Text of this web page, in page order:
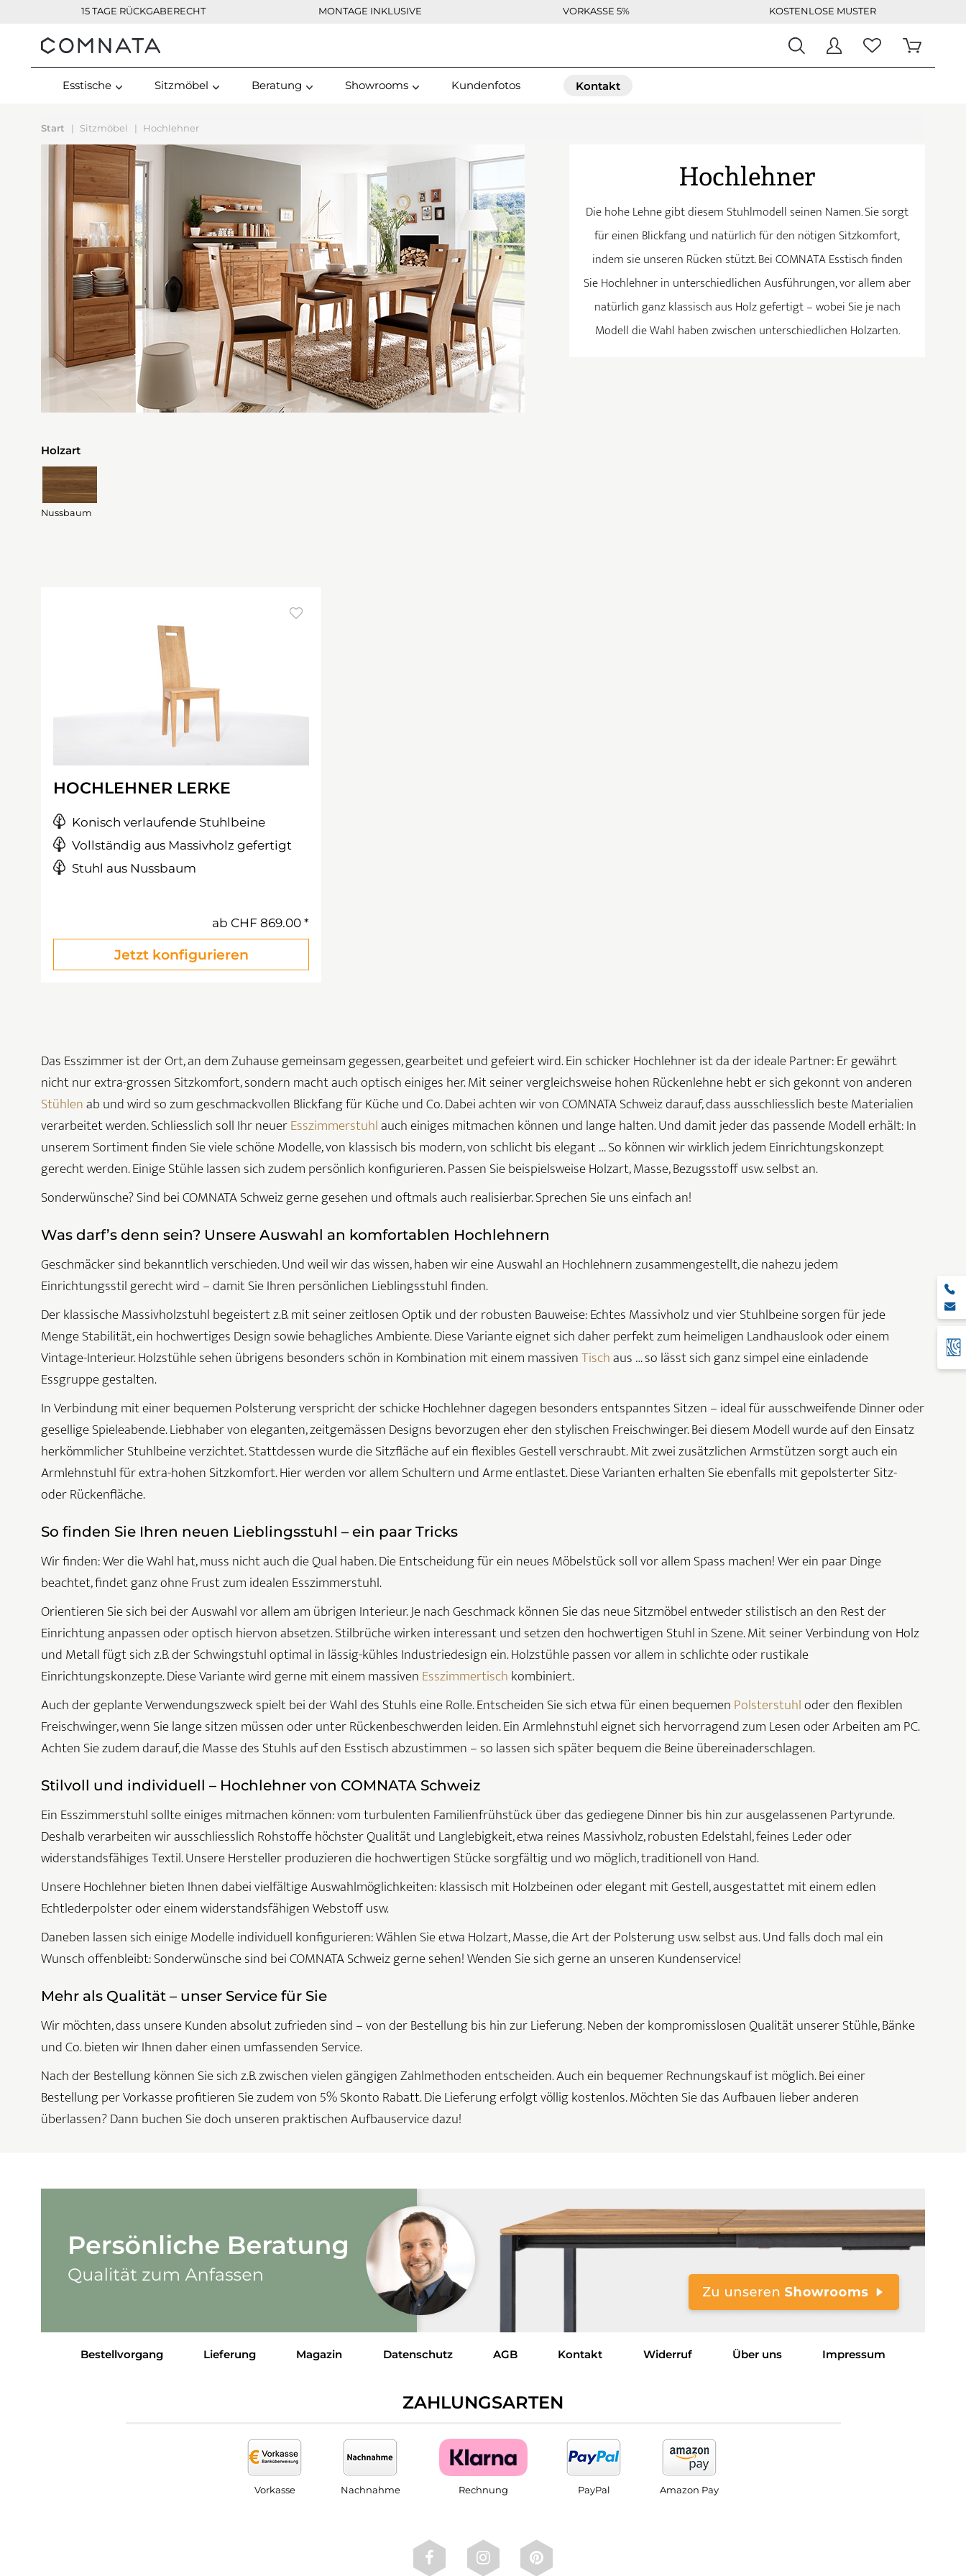
15 TAGE RÜCKGABERECHT MONTAGE INKLUSIVE VORKASSE 5% KOSTENLOSE MUSTER
Kontakt
Esstische Sitzmöbel Beratung Showrooms Kundenfotos Kontakt
Start Sitzmöbel Hochlehner
Hochlehner
Die hohe Lehne gibt diesem Stuhlmodell seinen Namen. Sie sorgt
für einen Blickfang und natürlich für den nötigen Sitzkomfort,
indem sie unseren Rücken stützt. Bei COMNATA Esstisch finden
Sie Hochlehner in unterschiedlichen Ausführungen, vor allem aber
natürlich ganz klassisch aus Holz gefertigt – wobei Sie je nach
Modell die Wahl haben zwischen unterschiedlichen Holzarten.
Holzart
Nussbaum
HOCHLEHNER LERKE
Konisch verlaufende Stuhlbeine
Vollständig aus Massivholz gefertigt
Stuhl aus Nussbaum
ab CHF 869.00
Jetzt konfigurieren
Das Esszimmer ist der Ort, an dem Zuhause gemeinsam gegessen, gearbeitet und gefeiert wird. Ein schicker Hochlehner ist da der ideale Partner: Er gewährt
nicht nur extra-grossen Sitzkomfort, sondern macht auch optisch einiges her. Mit seiner vergleichsweise hohen Rückenlehne hebt er sich gekonnt von anderen
Stühlenab und wird so zum geschmackvollen Blickfang für Küche und Co. Dabei achten wir von COMNATA Schweiz darauf, dass ausschliesslich beste Materialien
verarbeitet werden. Schliesslich soll Ihr neuerEsszimmerstuhlauch einiges mitmachen können und lange halten. Und damit jeder das passende Modell erhält: In
unserem Sortiment finden Sie viele schöne Modelle, von klassisch bis modern, von schlicht bis elegant … So können wir wirklich jedem Einrichtungskonzept
gerecht werden. Einige Stühle lassen sich zudem persönlich konfigurieren. Passen Sie beispielsweise Holzart, Masse, Bezugsstoff usw. selbst an.
Sonderwünsche? Sind bei COMNATA Schweiz gerne gesehen und oftmals auch realisierbar. Sprechen Sie uns einfach an!
Was darf’s denn sein? Unsere Auswahl an komfortablen Hochlehnern
Geschmäcker sind bekanntlich verschieden. Und weil wir das wissen, haben wir eine Auswahl an Hochlehnern zusammengestellt, die nahezu jedem
Einrichtungsstil gerecht wird – damit Sie Ihren persönlichen Lieblingsstuhl finden.
Der klassische Massivholzstuhl begeistert z.B. mit seiner zeitlosen Optik und der robusten Bauweise: Echtes Massivholz und vier Stuhlbeine sorgen für jede
Menge Stabilität, ein hochwertiges Design sowie behagliches Ambiente. Diese Variante eignet sich daher perfekt zum heimeligen Landhauslook oder einem
Vintage-Interieur. Holzstühle sehen übrigens besonders schön in Kombination mit einem massivenTischaus … so lässt sich ganz simpel eine einladende
Essgruppe gestalten.
In Verbindung mit einer bequemen Polsterung verspricht der schicke Hochlehner dagegen besonders entspanntes Sitzen – ideal für ausschweifende Dinner oder
gesellige Spieleabende. Liebhaber von eleganten, zeitgemässen Designs bevorzugen eher den stylischen Freischwinger. Bei diesem Modell wurde auf den Einsatz
herkömmlicher Stuhlbeine verzichtet. Stattdessen wurde die Sitzfläche auf ein flexibles Gestell verschraubt. Mit zwei zusätzlichen Armstützen sorgt auch ein
Armlehnstuhl für extra-hohen Sitzkomfort. Hier werden vor allem Schultern und Arme entlastet. Diese Varianten erhalten Sie ebenfalls mit gepolsterter Sitz-
oder Rückenfläche.
So finden Sie Ihren neuen Lieblingsstuhl – ein paar Tricks
Wir finden: Wer die Wahl hat, muss nicht auch die Qual haben. Die Entscheidung für ein neues Möbelstück soll vor allem Spass machen! Wer ein paar Dinge
beachtet, findet ganz ohne Frust zum idealen Esszimmerstuhl.
Orientieren Sie sich bei der Auswahl vor allem am übrigen Interieur. Je nach Geschmack können Sie das neue Sitzmöbel entweder stilistisch an den Rest der
Einrichtung anpassen oder optisch hiervon absetzen. Stilbrüche wirken interessant und setzen den hochwertigen Stuhl in Szene. Mit seiner Verbindung von Holz
und Metall fügt sich z.B. der Schwingstuhl optimal in lässig-kühles Industriedesign ein. Holzstühle passen vor allem in schlichte oder rustikale
Einrichtungskonzepte. Diese Variante wird gerne mit einem massivenEsszimmertischkombiniert.
Auch der geplante Verwendungszweck spielt bei der Wahl des Stuhls eine Rolle. Entscheiden Sie sich etwa für einen bequemenPolsterstuhloder den flexiblen
Freischwinger, wenn Sie lange sitzen müssen oder unter Rückenbeschwerden leiden. Ein Armlehnstuhl eignet sich hervorragend zum Lesen oder Arbeiten am PC.
Achten Sie zudem darauf, die Masse des Stuhls auf den Esstisch abzustimmen – so lassen sich später bequem die Beine übereinaderschlagen.
Stilvoll und individuell – Hochlehner von COMNATA Schweiz
Ein Esszimmerstuhl sollte einiges mitmachen können: vom turbulenten Familienfrühstück über das gediegene Dinner bis hin zur ausgelassenen Partyrunde.
Deshalb verarbeiten wir ausschliesslich Rohstoffe höchster Qualität und Langlebigkeit, etwa reines Massivholz, robusten Edelstahl, feines Leder oder
widerstandsfähiges Textil. Unsere Hersteller produzieren die hochwertigen Stücke sorgfältig und wo möglich, traditionell von Hand.
Unsere Hochlehner bieten Ihnen dabei vielfältige Auswahlmöglichkeiten: klassisch mit Holzbeinen oder elegant mit Gestell, ausgestattet mit einem edlen
Echtlederpolster oder einem widerstandsfähigen Webstoff usw.
Daneben lassen sich einige Modelle individuell konfigurieren: Wählen Sie etwa Holzart, Masse, die Art der Polsterung usw. selbst aus. Und falls doch mal ein
Wunsch offenbleibt: Sonderwünsche sind bei COMNATA Schweiz gerne sehen! Wenden Sie sich gerne an unseren Kundenservice!
Mehr als Qualität – unser Service für Sie
Wir möchten, dass unsere Kunden absolut zufrieden sind – von der Bestellung bis hin zur Lieferung. Neben der kompromisslosen Qualität unserer Stühle, Bänke
und Co. bieten wir Ihnen daher einen umfassenden Service.
Nach der Bestellung können Sie sich z.B. zwischen vielen gängigen Zahlmethoden entscheiden. Auch ein bequemer Rechnungskauf ist möglich. Bei einer
Bestellung per Vorkasse profitieren Sie zudem von 5% Skonto Rabatt. Die Lieferung erfolgt völlig kostenlos. Möchten Sie das Aufbauen lieber anderen
überlassen? Dann buchen Sie doch unseren praktischen Aufbauservice dazu!
Bestellvorgang Lieferung Magazin Datenschutz AGB Kontakt Widerruf Über uns Impressum
ZAHLUNGSARTEN
Vorkasse Nachnahme Rechnung PayPal Amazon Pay